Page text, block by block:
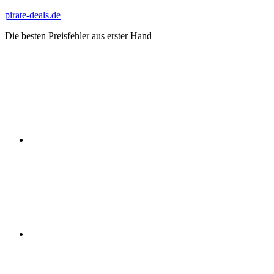
Zum
springen
pirate-deals.de
Die besten Preisfehler aus erster Hand